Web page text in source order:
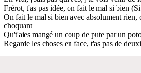
Frérot, t'as pas idée, on fait le mal si bien
On fait le mal si bien avec absolument rien,
choquant
Qu't'aies mangé un coup de pute par un
Regarde les choses en face, t'as pas de